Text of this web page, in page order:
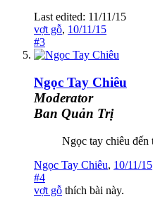
Last edited: 11/11/15
vợt gỗ, 10/11/15
#3
Ngọc Tay Chiêu
Moderator
Ban Quản Trị
Ngọc tay chiêu đến
Ngọc Tay Chiêu, 10/11/15
#4
vợt gỗ thích bài này.